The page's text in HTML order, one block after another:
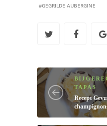
#GEGRILDE AUBERGINE
TAPAS
Recept